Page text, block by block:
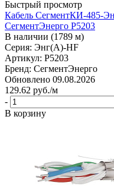
Быстрый просмотр
Кабель СегментКИ-485-
СегментЭнерго Р5203
В наличии (1789 м)
Серия: Энг(А)-HF
Артикул: Р5203
Бренд: СегментЭнерго
Обновлено 09.08.2026
129.62 руб./м
-
В корзину